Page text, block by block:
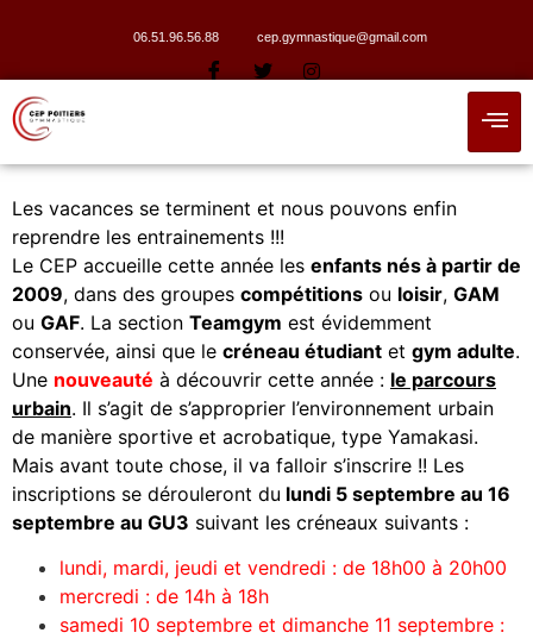
06.51.96.56.88 cep.gymnastique@gmail.com
Les vacances se terminent et nous pouvons enfin
reprendre les entrainements !!!
Le CEP accueille cette année les enfants nés à partir de
2009, dans des groupes compétitions ou loisir, GAM
ou GAF. La section Teamgym est évidemment
conservée, ainsi que le créneau étudiant et gym adulte.
Une nouveauté à découvrir cette année : le parcours
urbain. Il s’agit de s’approprier l’environnement urbain
de manière sportive et acrobatique, type Yamakasi.
Mais avant toute chose, il va falloir s’inscrire !! Les
inscriptions se dérouleront du lundi 5 septembre au 16
septembre au GU3 suivant les créneaux suivants :
lundi, mardi, jeudi et vendredi : de 18h00 à 20h00
mercredi : de 14h à 18h
samedi 10 septembre et dimanche 11 septembre :